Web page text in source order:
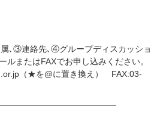
､③連絡先､④グループディスカッショ
ルまたはFAXでお申し込みください。
（★を@に置き換え） FAX:03-